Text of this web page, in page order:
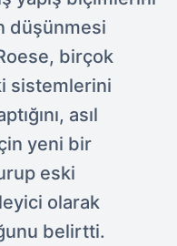
düşünmesi
birçok
sistemlerini
asıl
yeni bir
eski
olarak
belirtti.